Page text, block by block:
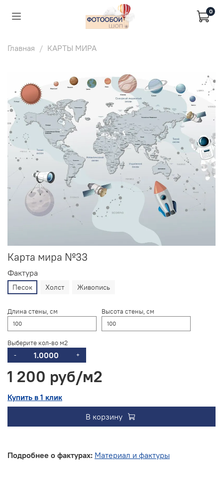
0
Главная КАРТЫ МИРА
Карта мира №33
Фактура
Песок Холст Живопись
Длина стены, см Высота стены, см
Выберите кол-во м2
- +
1 200 руб
Купить в 1 клик
В корзину
Подробнее о фактурах: Материал и фактуры